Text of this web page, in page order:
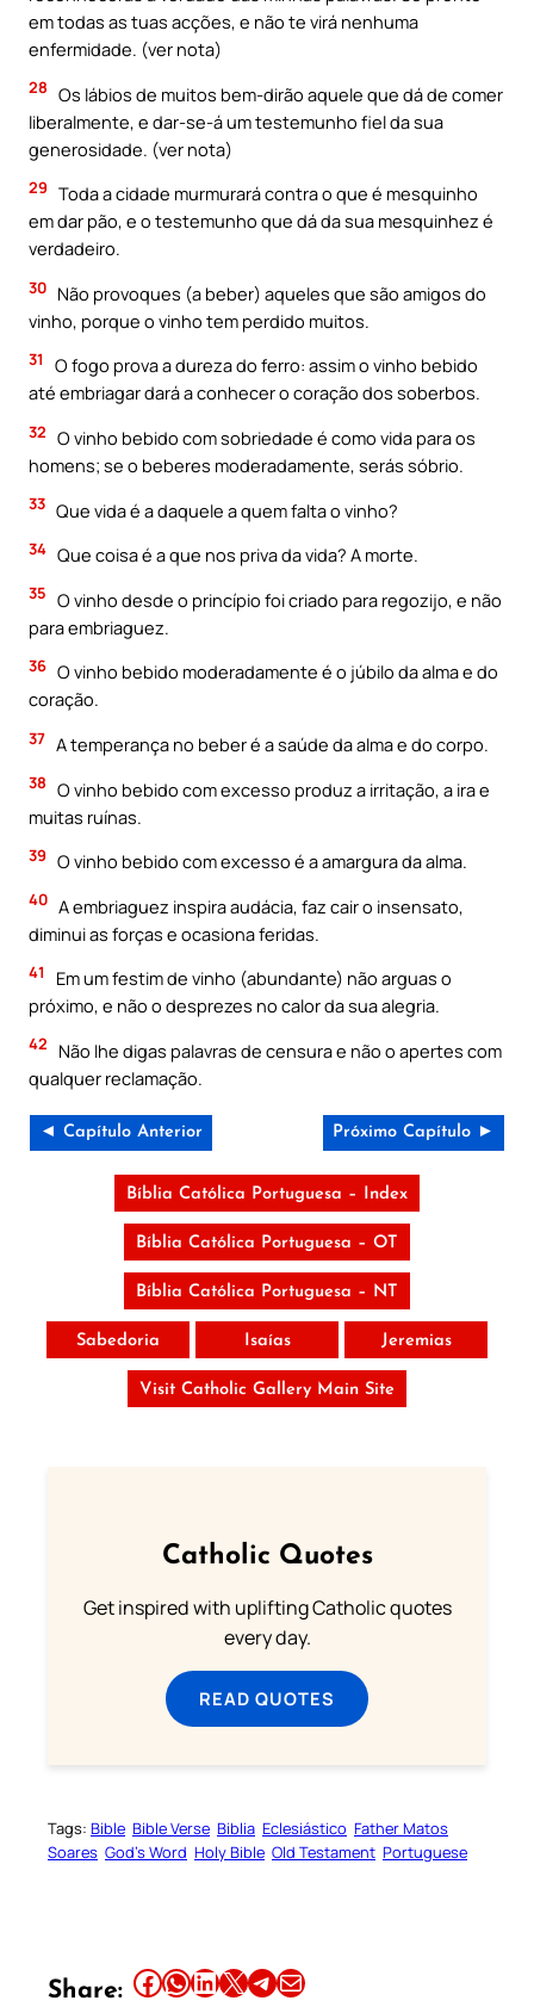
em todas as tuas acções, e não te virá nenhuma
enfermidade. (ver nota)
28 Os lábios de muitos bem-dirão aquele que dá de comer
liberalmente, e dar-se-á um testemunho fiel da sua
generosidade. (ver nota)
29 Toda a cidade murmurará contra o que é mesquinho
em dar pão, e o testemunho que dá da sua mesquinhez é
verdadeiro.
30 Não provoques (a beber) aqueles que são amigos do
vinho, porque o vinho tem perdido muitos.
31
O fogo prova a dureza do ferro: assim o vinho bebido
até embriagar dará a conhecer o coração dos soberbos.
32 O vinho bebido com sobriedade é como vida para os
homens; se o beberes moderadamente, serás sóbrio.
33 Que vida é a daquele a quem falta o vinho?
34 Que coisa é a que nos priva da vida? A morte.
35 O vinho desde o princípio foi criado para regozijo, e não
para embriaguez.
36 O vinho bebido moderadamente é o júbilo da alma e do
coração.
37 A temperança no beber é a saúde da alma e do corpo.
38 O vinho bebido com excesso produz a irritação, a ira e
muitas ruínas.
39 O vinho bebido com excesso é a amargura da alma.
40 A embriaguez inspira audácia, faz cair o insensato,
diminui as forças e ocasiona feridas.
41
Em um festim de vinho (abundante) não arguas o
próximo, e não o desprezes no calor da sua alegria.
42
Não lhe digas palavras de censura e não o apertes com
qualquer reclamação.
◄ Capítulo Anterior Próximo Capítulo ►
Bíblia Católica Portuguesa – Index
Bíblia Católica Portuguesa – OT
Bíblia Católica Portuguesa – NT
Sabedoria Isaías Jeremias
Visit Catholic Gallery Main Site
Catholic Quotes
Get inspired with uplifting Catholic quotes
every day.
READ QUOTES
Tags: Bible Bible Verse Biblia Eclesiástico Father Matos
Soares God’s Word Holy Bible Old Testament Portuguese
Share: Share this article on Facebook Share this article on WhatsApp Share this article on LinkedIn Share this article on X Share this article on TelegramEmail this Article